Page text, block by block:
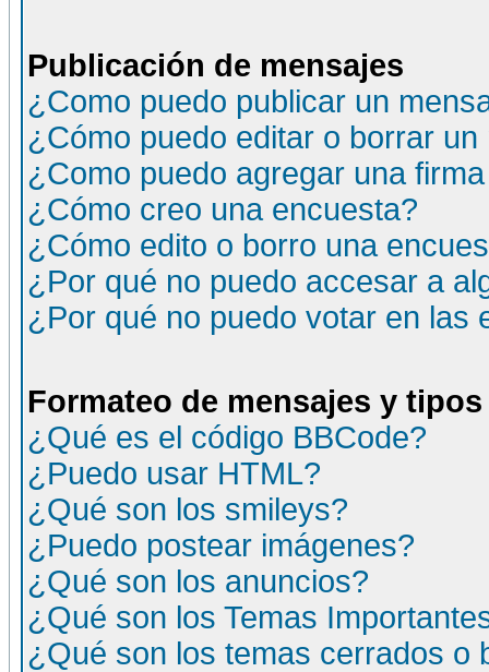
Publicación de mensajes
¿Como puedo publicar un
¿Cómo puedo editar o borrar un
¿Como puedo agregar una
¿Cómo creo una encuesta?
¿Cómo edito o borro una
¿Por qué no puedo accesar a
¿Por qué no puedo votar en las
Formateo de mensajes y
¿Qué es el código BBCode?
¿Puedo usar HTML?
¿Qué son los smileys?
¿Puedo postear imágenes?
¿Qué son los anuncios?
¿Qué son los Temas
¿Qué son los temas cerrados o